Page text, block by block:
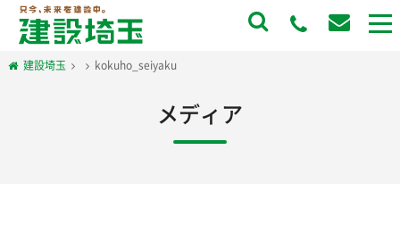
建設埼玉 kokuho_seiyaku
メディア